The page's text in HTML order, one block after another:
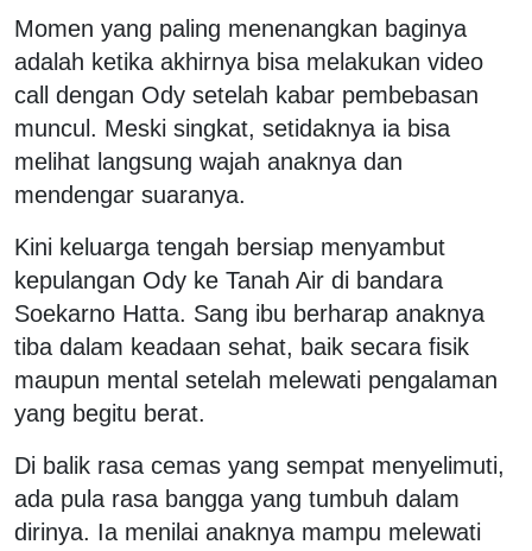
Momen yang paling menenangkan baginya
adalah ketika akhirnya bisa melakukan video
call dengan Ody setelah kabar pembebasan
muncul. Meski singkat, setidaknya ia bisa
melihat langsung wajah anaknya dan
mendengar suaranya.
Kini keluarga tengah bersiap menyambut
kepulangan Ody ke Tanah Air di bandara
Soekarno Hatta. Sang ibu berharap anaknya
tiba dalam keadaan sehat, baik secara fisik
maupun mental setelah melewati pengalaman
yang begitu berat.
Di balik rasa cemas yang sempat menyelimuti,
ada pula rasa bangga yang tumbuh dalam
dirinya. Ia menilai anaknya mampu melewati